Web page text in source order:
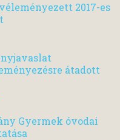
2017-es
átadott
Gyermek óvodai